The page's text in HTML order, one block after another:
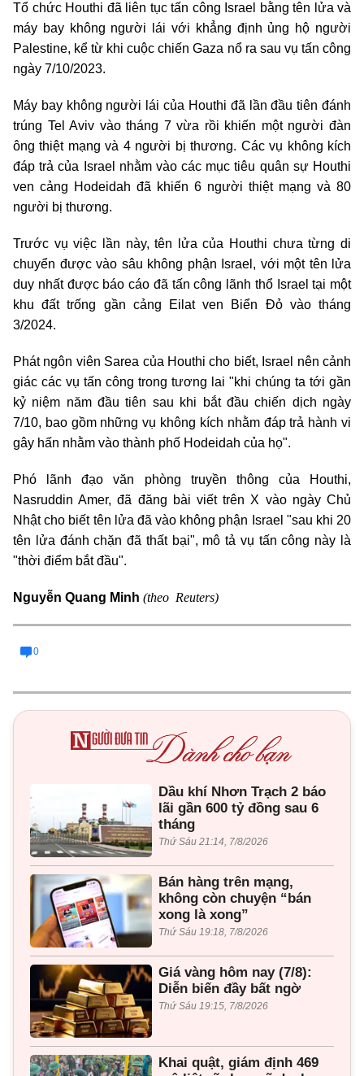
Tổ chức Houthi đã liên tục tấn công Israel bằng tên lửa và
máy bay không người lái với khẳng định ủng hộ người
Palestine, kể từ khi cuộc chiến Gaza nổ ra sau vụ tấn công
ngày 7/10/2023.
Máy bay không người lái của Houthi đã lần đầu tiên đánh
trúng Tel Aviv vào tháng 7 vừa rồi khiến một người đàn
ông thiệt mạng và 4 người bị thương. Các vụ không kích
đáp trả của Israel nhằm vào các mục tiêu quân sự Houthi
ven cảng Hodeidah đã khiến 6 người thiệt mạng và 80
người bị thương.
Trước vụ việc lần này, tên lửa của Houthi chưa từng di
chuyển được vào sâu không phận Israel, với một tên lửa
duy nhất được báo cáo đã tấn công lãnh thổ Israel tại một
khu đất trống gần cảng Eilat ven Biển Đỏ vào tháng
3/2024.
Phát ngôn viên Sarea của Houthi cho biết, Israel nên cảnh
giác các vụ tấn công trong tương lai "khi chúng ta tới gần
kỷ niệm năm đầu tiên sau khi bắt đầu chiến dịch ngày
7/10, bao gồm những vụ không kích nhằm đáp trả hành vi
gây hấn nhằm vào thành phố Hodeidah của họ".
Phó lãnh đạo văn phòng truyền thông của Houthi,
Nasruddin Amer, đã đăng bài viết trên X vào ngày Chủ
Nhật cho biết tên lửa đã vào không phận Israel "sau khi 20
tên lửa đánh chặn đã thất bại", mô tả vụ tấn công này là
"thời điểm bắt đầu".
Nguyễn Quang Minh (theo Reuters)
0
Dầu khí Nhơn Trạch 2 báo
lãi gần 600 tỷ đồng sau 6
tháng
Thứ Sáu 21:14, 7/8/2026
Bán hàng trên mạng,
không còn chuyện “bán
xong là xong”
Thứ Sáu 19:18, 7/8/2026
Giá vàng hôm nay (7/8):
Diễn biến đầy bất ngờ
Thứ Sáu 19:15, 7/8/2026
Khai quật, giám định 469